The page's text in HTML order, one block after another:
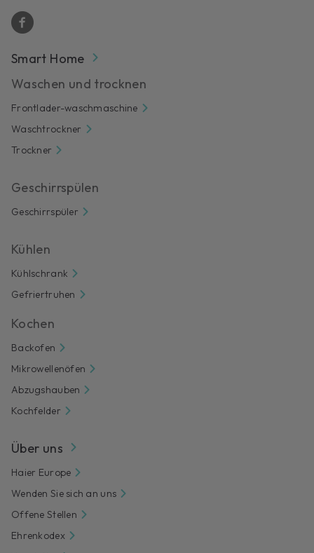
Smart Home
Waschen und trocknen
Frontlader-waschmaschine
Waschtrockner
Trockner
Geschirrspülen
Geschirrspüler
Kühlen
Kühlschrank
Gefriertruhen
Kochen
Backofen
Mikrowellenöfen
Abzugshauben
Kochfelder
Über uns
Haier Europe
Wenden Sie sich an uns
Offene Stellen
Ehrenkodex